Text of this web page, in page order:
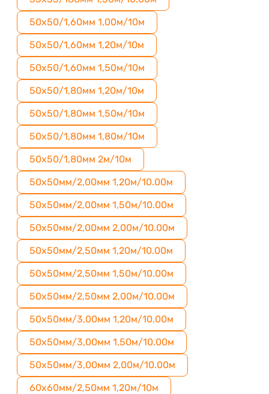
50х50/1,60мм 1,00м/10м
50х50/1,60мм 1,20м/10м
50х50/1,60мм 1,50м/10м
50х50/1,80мм 1,20м/10м
50х50/1,80мм 1,50м/10м
50х50/1,80мм 1,80м/10м
50х50/1,80мм 2м/10м
50х50мм/2,00мм 1,20м/10.00м
50х50мм/2,00мм 1,50м/10.00м
50х50мм/2,00мм 2,00м/10.00м
50х50мм/2,50мм 1,20м/10.00м
50х50мм/2,50мм 1,50м/10.00м
50х50мм/2,50мм 2,00м/10.00м
50х50мм/3,00мм 1,20м/10.00м
50х50мм/3,00мм 1,50м/10.00м
50х50мм/3,00мм 2,00м/10.00м
60х60мм/2,50мм 1,20м/10м